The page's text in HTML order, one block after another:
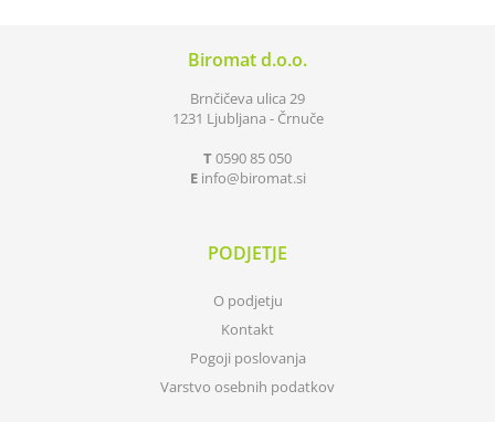
Biromat d.o.o.
Brnčičeva ulica 29
1231 Ljubljana - Črnuče
T0590 85 050
E info biromat.si
PODJETJE
O podjetju
Kontakt
Pogoji poslovanja
Varstvo osebnih podatkov